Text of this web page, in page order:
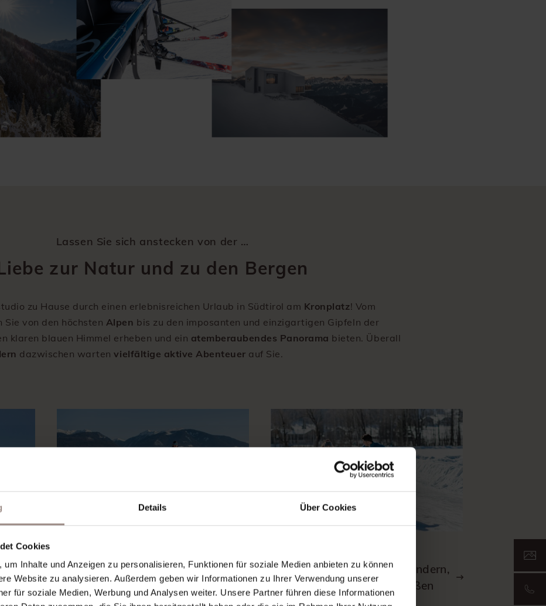
Details Über Cookies
Cookies
um Inhalte und Anzeigen zu personalisieren, Funktionen für soziale Medien anbieten zu können
Website zu analysieren. Außerdem geben wir Informationen zu Ihrer Verwendung unserer
für soziale Medien, Werbung und Analysen weiter. Unsere Partner führen diese Informationen
Lassen Sie sich anstecken von der …
zur Natur und zu den Bergen
zu Hause durch einen erlebnisreichen Urlaub in Südtirol am Kronplatz! Vom
Sie von den höchsten Alpen bis zu den imposanten und einzigartigen Gipfeln der
klaren blauen Himmel erheben und ein atemberaubendes Panorama bieten. Überall
dazwischen wartenvielfältige aktive Abenteuer auf Sie.
Rodeln & Langlaufen
Skitouren, Schneeschuhwandern,
Eislaufen, Eisstockschießen